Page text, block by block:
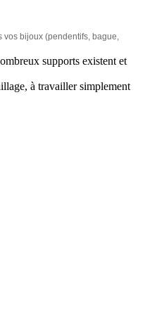
vos bijoux (pendentifs, bague,
supports existent et
à travailler simplement